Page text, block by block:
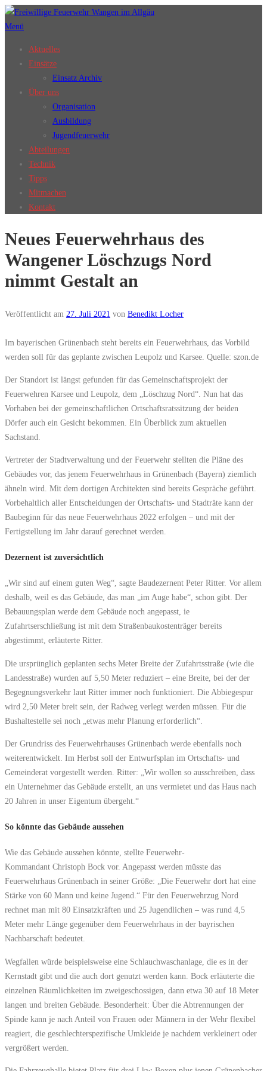
Zum
Inhalt
Menü
Aktuelles
Einsätze
Einsatz Archiv
Über uns
Organisation
Ausbildung
Jugendfeuerwehr
Abteilungen
Technik
Tipps
Mitmachen
Kontakt
Neues Feuerwehrhaus des
Wangener Löschzugs Nord
nimmt Gestalt an
Veröffentlicht am 27. Juli 2021 von Benedikt Locher
Im bayerischen Grünenbach steht bereits ein Feuerwehrhaus, das Vorbild
werden soll für das geplante zwischen Leupolz und Karsee. Quelle: szon.de
Der Standort ist längst gefunden für das Gemeinschaftsprojekt der
Feuerwehren Karsee und Leupolz, dem „Löschzug Nord“. Nun hat das
Vorhaben bei der gemeinschaftlichen Ortschaftsratssitzung der beiden
Dörfer auch ein Gesicht bekommen. Ein Überblick zum aktuellen
Sachstand.
Vertreter der Stadtverwaltung und der Feuerwehr stellten die Pläne des
Gebäudes vor, das jenem Feuerwehrhaus in Grünenbach (Bayern) ziemlich
ähneln wird. Mit dem dortigen Architekten sind bereits Gespräche geführt.
Vorbehaltlich aller Entscheidungen der Ortschafts- und Stadträte kann der
Baubeginn für das neue Feuerwehrhaus 2022 erfolgen – und mit der
Fertigstellung im Jahr darauf gerechnet werden.
Dezernent ist zuversichtlich
„Wir sind auf einem guten Weg“, sagte Baudezernent Peter Ritter. Vor allem
deshalb, weil es das Gebäude, das man „im Auge habe“, schon gibt. Der
Bebauungsplan werde dem Gebäude noch angepasst, ie
Zufahrtserschließung ist mit dem Straßenbaukostenträger bereits
abgestimmt, erläuterte Ritter.
Die ursprünglich geplanten sechs Meter Breite der Zufahrtsstraße (wie die
Landesstraße) wurden auf 5,50 Meter reduziert – eine Breite, bei der der
Begegnungsverkehr laut Ritter immer noch funktioniert. Die Abbiegespur
wird 2,50 Meter breit sein, der Radweg verlegt werden müssen. Für die
Bushaltestelle sei noch „etwas mehr Planung erforderlich“.
Der Grundriss des Feuerwehrhauses Grünenbach werde ebenfalls noch
weiterentwickelt. Im Herbst soll der Entwurfsplan im Ortschafts- und
Gemeinderat vorgestellt werden. Ritter: „Wir wollen so ausschreiben, dass
ein Unternehmer das Gebäude erstellt, an uns vermietet und das Haus nach
20 Jahren in unser Eigentum übergeht.“
So könnte das Gebäude aussehen
Wie das Gebäude aussehen könnte, stellte Feuerwehr-
Kommandant Christoph Bock vor. Angepasst werden müsste das
Feuerwehrhaus Grünenbach in seiner Größe: „Die Feuerwehr dort hat eine
Stärke von 60 Mann und keine Jugend.“ Für den Feuerwehrzug Nord
rechnet man mit 80 Einsatzkräften und 25 Jugendlichen – was rund 4,5
Meter mehr Länge gegenüber dem Feuerwehrhaus in der bayrischen
Nachbarschaft bedeutet.
Wegfallen würde beispielsweise eine Schlauchwaschanlage, die es in der
Kernstadt gibt und die auch dort genutzt werden kann. Bock erläuterte die
einzelnen Räumlichkeiten im zweigeschossigen, dann etwa 30 auf 18 Meter
langen und breiten Gebäude. Besonderheit: Über die Abtrennungen der
Spinde kann je nach Anteil von Frauen oder Männern in der Wehr flexibel
reagiert, die geschlechterspezifische Umkleide je nachdem verkleinert oder
vergrößert werden.